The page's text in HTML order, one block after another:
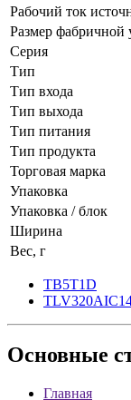
Рабочий ток
Размер фабричной
Серия
Тип
Тип входа
Тип выхода
Тип питания
Тип продукта
Торговая марка
Упаковка
Упаковка / блок
Ширина
Вес, г
TB5T1D
Основные
Главная